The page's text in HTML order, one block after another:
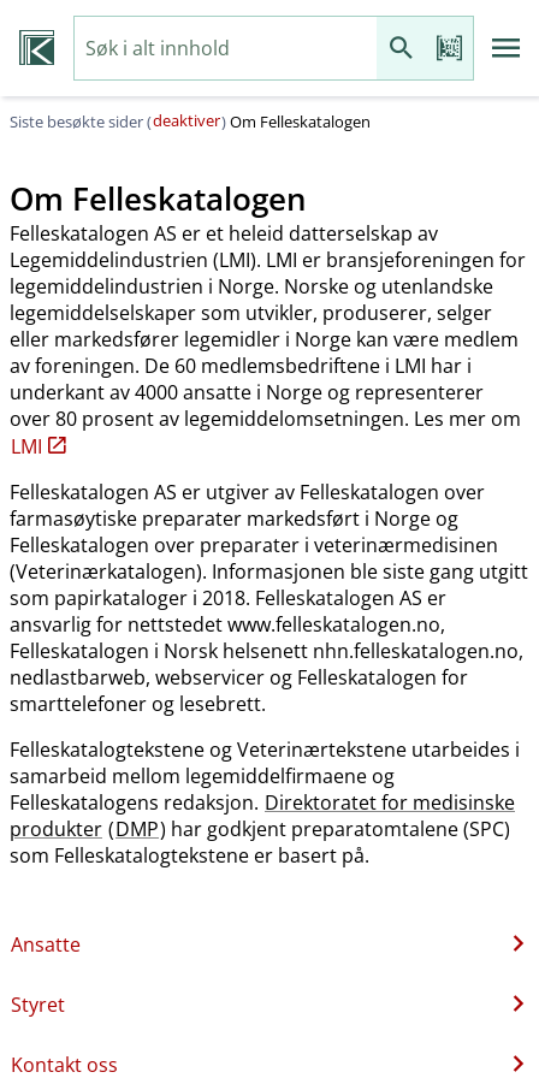
Siste besøkte sider (deaktiver)Om Felleskatalogen
Om Felleskatalogen
Felleskatalogen AS er et heleid datterselskap av
Legemiddelindustrien (LMI). LMI er bransjeforeningen for
legemiddelindustrien i Norge. Norske og utenlandske
legemiddelselskaper som utvikler, produserer, selger
eller markedsfører legemidler i Norge kan være medlem
av foreningen. De 60 medlemsbedriftene i LMI har i
underkant av 4000 ansatte i Norge og representerer
over 80 prosent av legemiddelomsetningen. Les mer om
LMI
Felleskatalogen AS er utgiver av Felleskatalogen over
farmasøytiske preparater markedsført i Norge og
Felleskatalogen over preparater i veterinærmedisinen
(Veterinærkatalogen). Informasjonen ble siste gang utgitt
som papirkataloger i 2018. Felleskatalogen AS er
ansvarlig for nettstedet www.felleskatalogen.no,
Felleskatalogen i Norsk helsenett nhn.felleskatalogen.no,
nedlastbarweb, webservicer og Felleskatalogen for
smarttelefoner og lesebrett.
Felleskatalogtekstene og Veterinærtekstene utarbeides i
samarbeid mellom legemiddelfirmaene og
Felleskatalogens redaksjon. Direktoratet for medisinske
produkter (DMP) har godkjent preparatomtalene (SPC)
som Felleskatalogtekstene er basert på.
Ansatte
Styret
Kontakt oss